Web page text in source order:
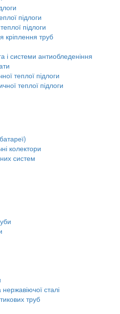
підлоги
підлоги
кріплення труб
і системи антиобледеніння
теплої підлоги
теплої підлоги
колектори
систем
сталі
труб